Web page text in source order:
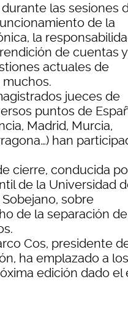
las sesiones
de la
la
de cuentas y
actuales de
jueces de
puntos de
Madrid, Murcia,
han
cierre, conducida
de la Universidad
sobre
de la separación de
Cos, presidente
ha emplazado a los
edición dado el